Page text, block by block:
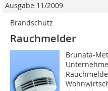
Ausgabe 11/2009
Brandschutz
Rauchmelder
Brunata-